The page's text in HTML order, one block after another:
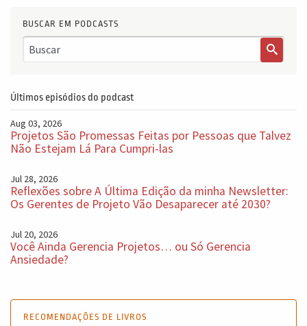
BUSCAR EM PODCASTS
Últimos episódios do podcast
Aug 03, 2026
Projetos São Promessas Feitas por Pessoas que Talvez
Não Estejam Lá Para Cumpri-las
Jul 28, 2026
Reflexões sobre A Última Edição da minha Newsletter:
Os Gerentes de Projeto Vão Desaparecer até 2030?
Jul 20, 2026
Você Ainda Gerencia Projetos… ou Só Gerencia
Ansiedade?
RECOMENDAÇÕES DE LIVROS